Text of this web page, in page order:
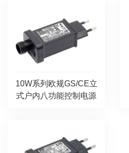
10W系列欧规GS/CE立
式户内八功能控制电源